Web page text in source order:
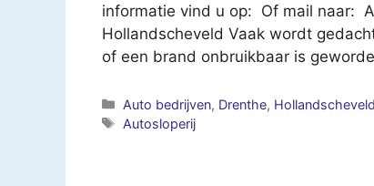
informatie vind u op: Of mail naar:
Hollandscheveld Vaak wordt
of een brand onbruikbaar is
Categorieën
Auto bedrijven, Drenthe, Hollandscheveld
Tags
Autosloperij